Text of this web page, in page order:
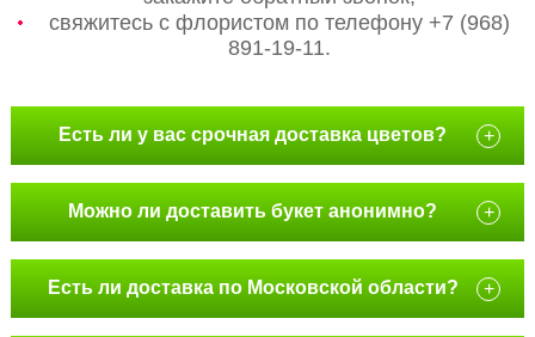
свяжитесь с флористом по телефону +7 (968)
891-19-11.
Есть ли у вас срочная доставка цветов? +
Можно ли доставить букет анонимно? +
Есть ли доставка по Московской области? +